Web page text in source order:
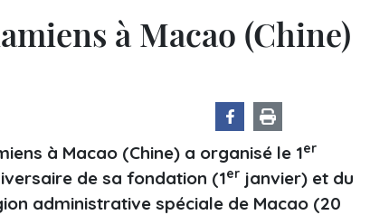
à Macao (Chine)
à Macao (Chine) a organisé le 1er
de sa fondation (1er janvier) et du
administrative spéciale de Macao (20